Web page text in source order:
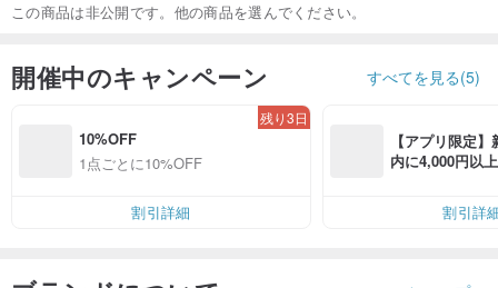
この商品は非公開です。他の商品を選んでください。
開催中のキャンペーン すべてを見る(5)
10%OFF
1点ごとに10%OFF
残り3日
割引詳細
【アプリ限定
内に4,000円以
割引詳